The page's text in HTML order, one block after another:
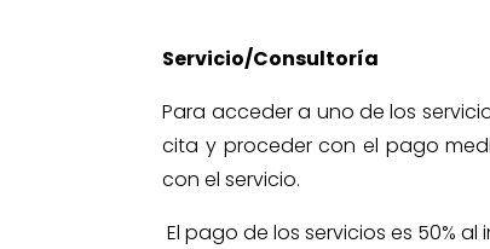
Servicio/Consultoría
Para acceder a uno de los
cita y proceder con el pago
con el servicio.
El pago de los servicios es 50%